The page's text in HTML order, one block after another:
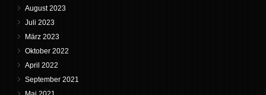
August 2023
Juli 2023
März 2023
Oktober 2022
April 2022
September 2021